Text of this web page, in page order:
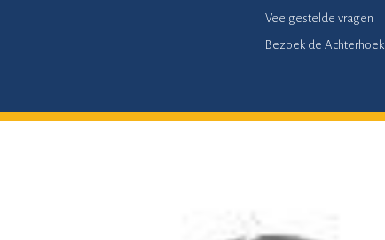
Veelgestelde vragen
Bezoek de Achterhoek